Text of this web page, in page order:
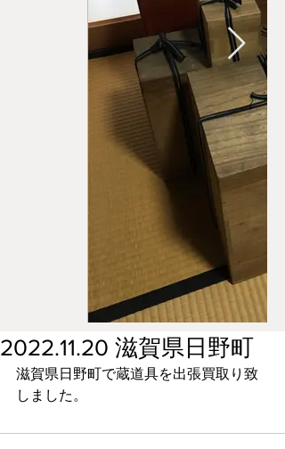
2022.11.20 滋賀県日野町
滋賀県日野町で蔵道具を出張買取り致
しました。